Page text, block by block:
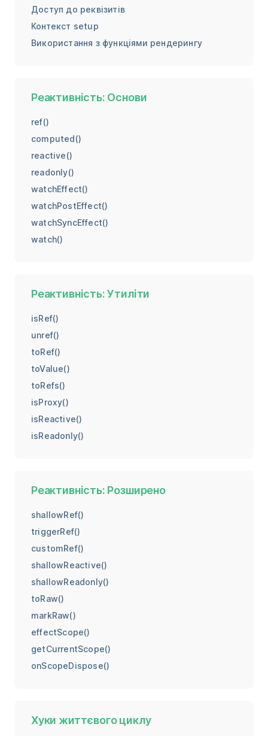
Доступ до реквізитів
Контекст setup
Використання з функціями рендерингу
Реактивність: Основи
ref()
computed()
reactive()
readonly()
watchEffect()
watchPostEffect()
watchSyncEffect()
watch()
Реактивність: Утиліти
isRef()
unref()
toRef()
toValue()
toRefs()
isProxy()
isReactive()
isReadonly()
Реактивність: Розширено
shallowRef()
triggerRef()
customRef()
shallowReactive()
shallowReadonly()
toRaw()
markRaw()
effectScope()
getCurrentScope()
onScopeDispose()
Хуки життєвого циклу